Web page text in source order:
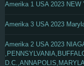
Amerika 1 USA 2023 NEW
Amerika 3 USA 2023
Amerika 2 USA 2023